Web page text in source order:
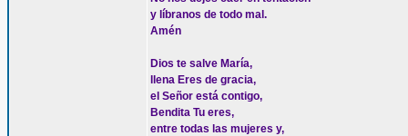
y líbranos de todo mal.
Amén
Dios te salve María,
llena Eres de gracia,
el Señor está contigo,
Bendita Tu eres,
entre todas las mujeres y,